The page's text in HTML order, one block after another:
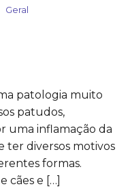
Geral
patologia muito
patudos,
uma inflamação da
ter diversos motivos
formas.
cães e […]